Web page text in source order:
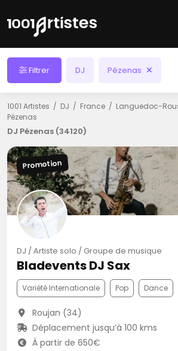
Filtrer DJ Pézenas
1001 Artistes DJ France Languedoc-
Pézenas
DJ Pézenas (34120)
Promotion
DJ / Artiste solo / Groupe de musique
Bladevents DJ Sax
Variété Internationale Pop Dance
Roujan (34)
Déplacement jusqu’à 100 kms
À partir de 650€